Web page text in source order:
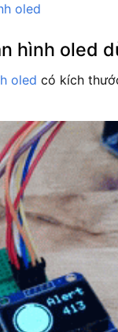
oled
hình oled
oled có kích